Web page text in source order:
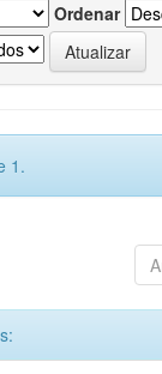
Ordenar
1.